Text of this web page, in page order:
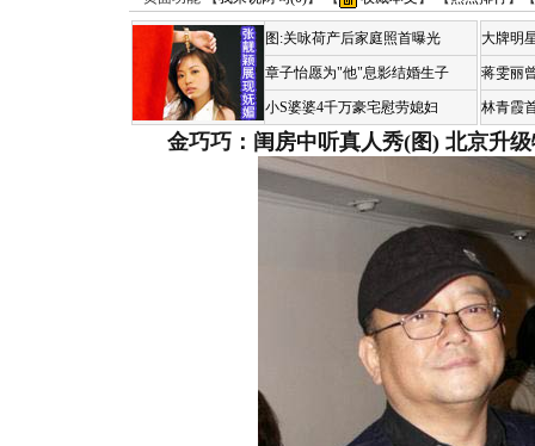
图:关咏荷产后家庭照首曝光
章子怡愿为"他"息影结婚生子
小S婆婆4千万豪宅慰劳媳妇
大牌明
蒋雯丽
林青霞
金巧巧：闺房中听真人秀(图) 北京升